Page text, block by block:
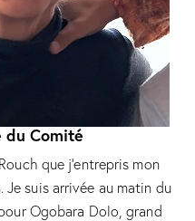
du Comité
que j’entrepris mon
suis arrivée au matin du
Ogobara Dolo, grand